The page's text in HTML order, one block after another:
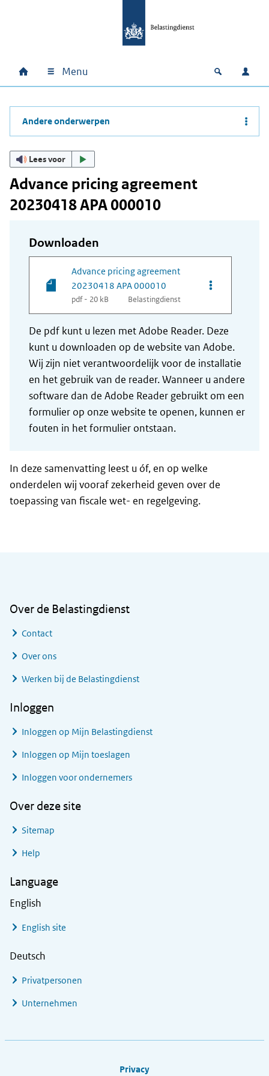
Hoofdnavigatie
Home Menu Open
Andere onderwerpen
Lees voor
Advance pricing agreement
20230418 APA 000010
Downloaden
Advance pricing agreement
20230418 APA 000010
pdf - 20 kB Belastingdienst
Opties van
De pdf kunt u lezen met Adobe Reader. Deze
kunt u downloaden op de website van Adobe.
Wij zijn niet verantwoordelijk voor de installatie
en het gebruik van de reader. Wanneer u andere
software dan de Adobe Reader gebruikt om een
formulier op onze website te openen, kunnen er
fouten in het formulier ontstaan.
In deze samenvatting leest u óf, en op welke
onderdelen wij vooraf zekerheid geven over de
toepassing van fiscale wet- en regelgeving.
Over de Belastingdienst
Contact
Over ons
Werken bij de Belastingdienst
Inloggen
Inloggen op Mijn Belastingdienst
Inloggen op Mijn toeslagen
Inloggen voor ondernemers
Over deze site
Sitemap
Help
Language
English
English site
Deutsch
Privatpersonen
Unternehmen
Privacy